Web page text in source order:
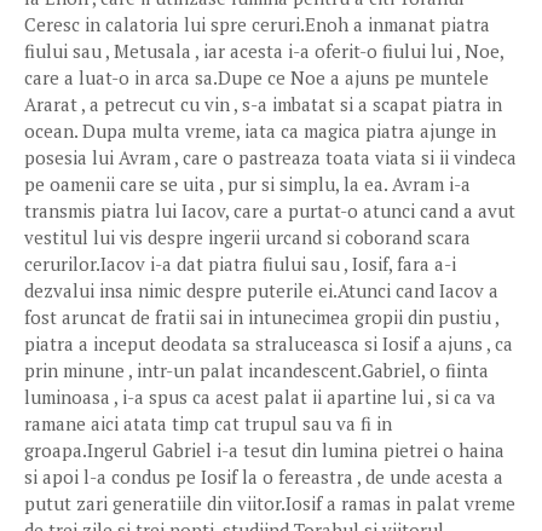
Ceresc in calatoria lui spre ceruri.Enoh a inmanat piatra
fiului sau , Metusala , iar acesta i-a oferit-o fiului lui , Noe,
care a luat-o in arca sa.Dupe ce Noe a ajuns pe muntele
Ararat , a petrecut cu vin , s-a imbatat si a scapat piatra in
ocean. Dupa multa vreme, iata ca magica piatra ajunge in
posesia lui Avram , care o pastreaza toata viata si ii vindeca
pe oamenii care se uita , pur si simplu, la ea. Avram i-a
transmis piatra lui Iacov, care a purtat-o atunci cand a avut
vestitul lui vis despre ingerii urcand si coborand scara
cerurilor.Iacov i-a dat piatra fiului sau , Iosif, fara a-i
dezvalui insa nimic despre puterile ei.Atunci cand Iacov a
fost aruncat de fratii sai in intunecimea gropii din pustiu ,
piatra a inceput deodata sa straluceasca si Iosif a ajuns , ca
prin minune , intr-un palat incandescent.Gabriel, o fiinta
luminoasa , i-a spus ca acest palat ii apartine lui , si ca va
ramane aici atata timp cat trupul sau va fi in
groapa.Ingerul Gabriel i-a tesut din lumina pietrei o haina
si apoi l-a condus pe Iosif la o fereastra , de unde acesta a
putut zari generatiile din viitor.Iosif a ramas in palat vreme